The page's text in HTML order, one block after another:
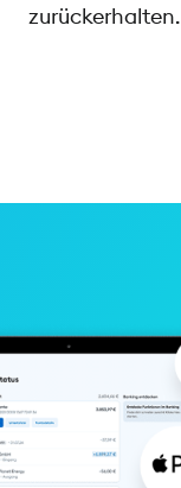
zurückerhalten.